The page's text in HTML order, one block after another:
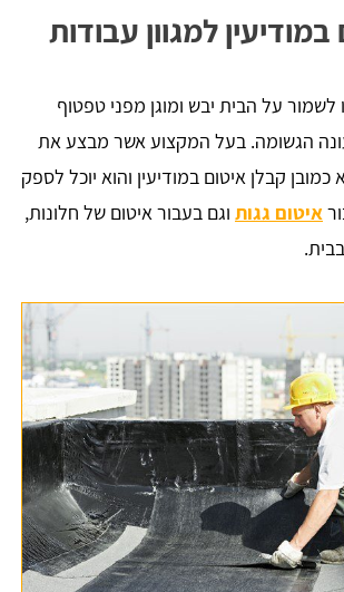
למגוון עבודות
לשמור על הבית יבש ומוגן מפני טפטוף
הגשומה. בעל המקצוע אשר מבצע את
כמובן קבלן איטום במודיעין והוא יוכל לספק
איטום גגות וגם בעבור איטום של חלונות,